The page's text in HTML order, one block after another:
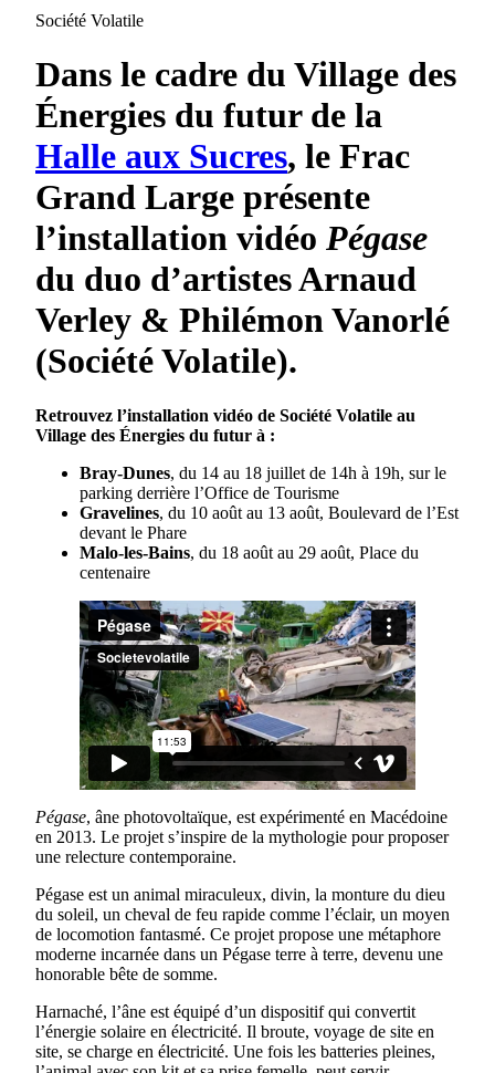
Société Volatile
Dans le cadre du Village des
Énergies du futur de la
Halle aux Sucres, le Frac
Grand Large présente
l’installation vidéo Pégase
du duo d’artistes Arnaud
Verley & Philémon Vanorlé
(Société Volatile).
Retrouvez l’installation vidéo de Société Volatile au
Village des Énergies du futur à :
Bray-Dunes, du 14 au 18 juillet de 14h à 19h, sur le
parking derrière l’Office de Tourisme
Gravelines, du 10 août au 13 août, Boulevard de l’Est
devant le Phare
Malo-les-Bains, du 18 août au 29 août, Place du
centenaire
Pégase, âne photovoltaïque, est expérimenté en Macédoine
en 2013. Le projet s’inspire de la mythologie pour proposer
une relecture contemporaine.
Pégase est un animal miraculeux, divin, la monture du dieu
du soleil, un cheval de feu rapide comme l’éclair, un moyen
de locomotion fantasmé. Ce projet propose une métaphore
moderne incarnée dans un Pégase terre à terre, devenu une
honorable bête de somme.
Harnaché, l’âne est équipé d’un dispositif qui convertit
l’énergie solaire en électricité. Il broute, voyage de site en
site, se charge en électricité. Une fois les batteries pleines,